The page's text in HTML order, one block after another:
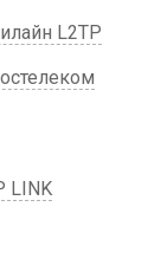
L2TP
LINK